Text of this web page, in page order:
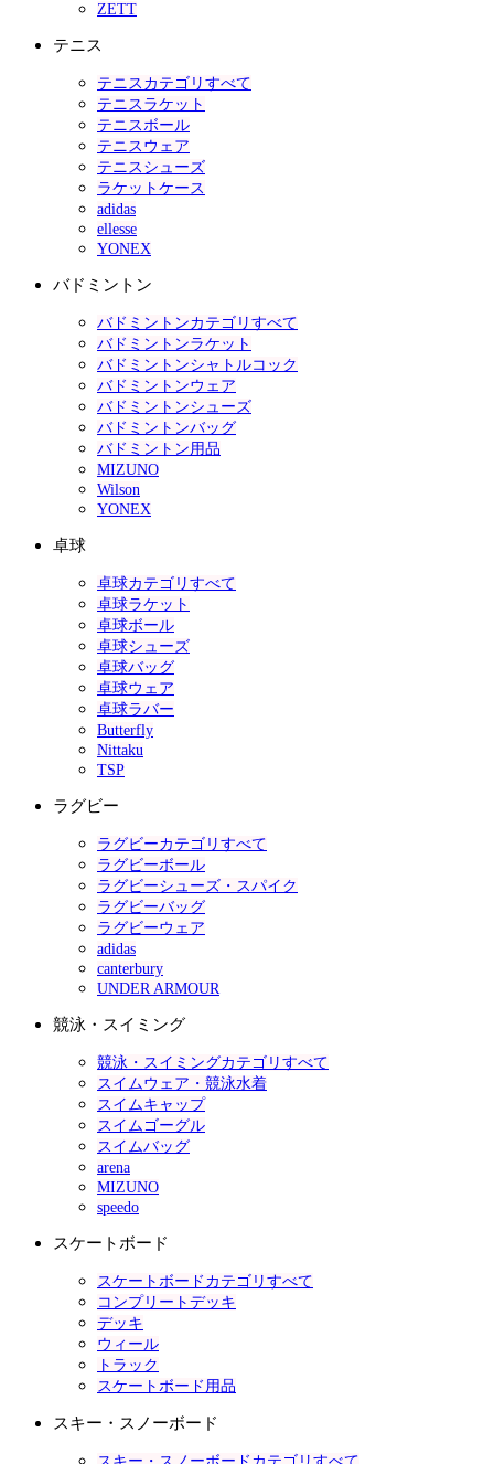
ZETT
テニス
テニスカテゴリすべて
テニスラケット
テニスボール
テニスウェア
テニスシューズ
ラケットケース
adidas
ellesse
YONEX
バドミントン
バドミントンカテゴリすべて
バドミントンラケット
バドミントンシャトルコック
バドミントンウェア
バドミントンシューズ
バドミントンバッグ
バドミントン用品
MIZUNO
Wilson
YONEX
卓球
卓球カテゴリすべて
卓球ラケット
卓球ボール
卓球シューズ
卓球バッグ
卓球ウェア
卓球ラバー
Butterfly
Nittaku
TSP
ラグビー
ラグビーカテゴリすべて
ラグビーボール
ラグビーシューズ・スパイク
ラグビーバッグ
ラグビーウェア
adidas
canterbury
UNDER ARMOUR
競泳・スイミング
競泳・スイミングカテゴリすべて
スイムウェア・競泳水着
スイムキャップ
スイムゴーグル
スイムバッグ
arena
MIZUNO
speedo
スケートボード
スケートボードカテゴリすべて
コンプリートデッキ
デッキ
ウィール
トラック
スケートボード用品
スキー・スノーボード